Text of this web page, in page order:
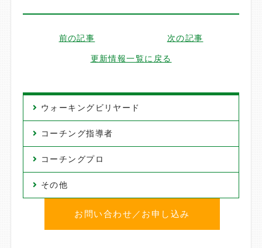
前の記事 次の記事
更新情報一覧に戻る
ウォーキングビリヤード
コーチング指導者
コーチングプロ
その他
お問い合わせ／お申し込み